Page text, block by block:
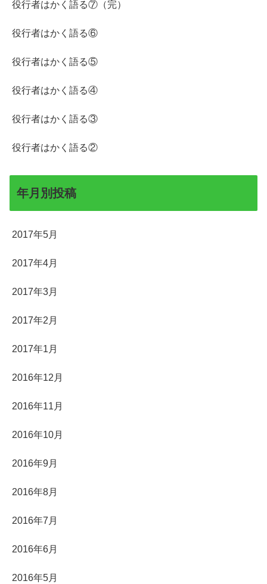
役行者はかく語る⑦（完）
役行者はかく語る⑥
役行者はかく語る⑤
役行者はかく語る④
役行者はかく語る③
役行者はかく語る②
年月別投稿
2017年5月
2017年4月
2017年3月
2017年2月
2017年1月
2016年12月
2016年11月
2016年10月
2016年9月
2016年8月
2016年7月
2016年6月
2016年5月